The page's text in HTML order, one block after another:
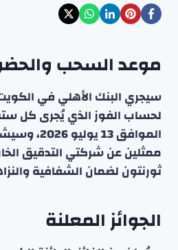
موعد السحب
سيجري البنك الأهلي في
لحساب الفوز الذي يُجرى كل
الموافق 13
ممثلين عن شركتي التدقيق
ثورنتون لضمان الشفافية
الجوائز المعلنة